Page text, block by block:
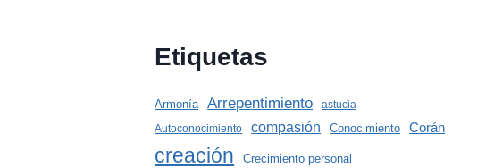
Etiquetas
Armonía Arrepentimiento
astucia
Autoconocimiento
compasión Conocimiento Corán
creación Crecimiento personal